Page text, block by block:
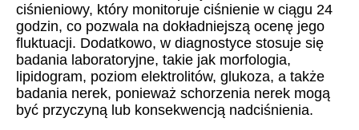
ciśnieniowy, który monitoruje ciśnienie w ciągu 24
godzin, co pozwala na dokładniejszą ocenę jego
fluktuacji. Dodatkowo, w diagnostyce stosuje się
badania laboratoryjne, takie jak morfologia,
lipidogram, poziom elektrolitów, glukoza, a także
badania nerek, ponieważ schorzenia nerek mogą
być przyczyną lub konsekwencją nadciśnienia.